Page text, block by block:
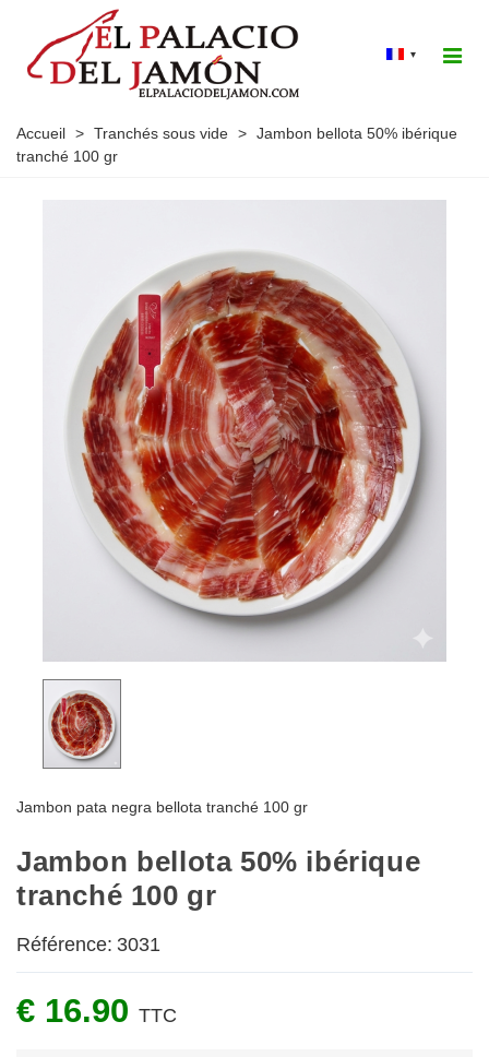
▾
Accueil > Tranchés sous vide > Jambon bellota 50% ibérique
tranché 100 gr
Jambon pata negra bellota tranché 100 gr
Jambon bellota 50% ibérique
tranché 100 gr
Référence: 3031
€ 16.90 TTC